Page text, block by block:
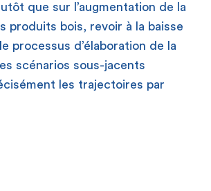
que sur l’augmentation de la
bois, revoir à la baisse
processus d’élaboration de la
scénarios sous-jacents
les trajectoires par